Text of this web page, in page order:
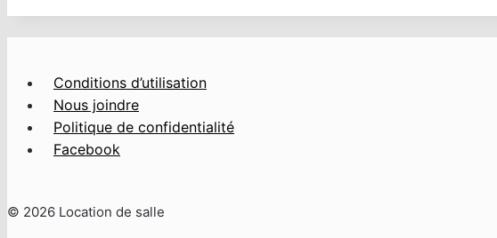
Conditions d’utilisation
Nous joindre
Politique de confidentialité
Facebook
© 2026 Location de salle